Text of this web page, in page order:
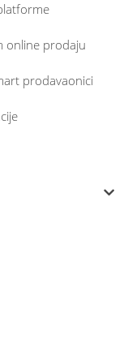
online prodaju
prodavaonici